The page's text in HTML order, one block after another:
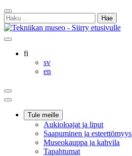
Siirry
sisältöön
Sulje
hakukenttä
Haku:
Ostoskorisi
Oma
Hae
sivultafi
svSvenska
en
Ostoskorisi
Oma
tiliHae
Päävalikko
Tule meille
Aukioloajat ja liput
Saapuminen ja esteettömyys
Museokauppa ja kahvila
Tapahtumat